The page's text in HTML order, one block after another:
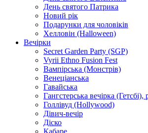
День святого Патрика
Новий рік
Подарунки для чоловіків
Хелловін (Halloween)
Вечірки
Secret Garden Party (SGP)
Vyrii Ethno Fusion Fest
Вампірська (Монстрів)
Венеціанська
Гавайська
Гангстерська вечірка (Гетсбі),
Голлівуд (Hollywood)
Дівич-вечір
Діско
Кабаре